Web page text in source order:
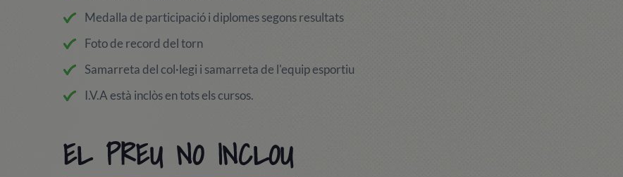
Medalla de participació i diplomes segons resultats
Foto de record del torn
Samarreta del col·legi i samarreta de l'equip esportiu
I.V.A està inclòs en tots els cursos.
EL PREU NO INCLOU